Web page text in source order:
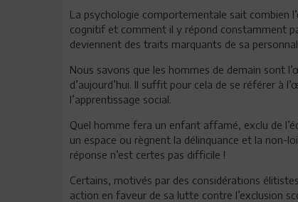
La psychologie comportementale sait combien
cognitif et comment il y répond constamment
deviennent des traits marquants de sa
Nous savons que les hommes de demain sont
d’aujourd’hui. Il suffit pour cela de se référer à
l’apprentissage social.
Quel homme fera un enfant affamé, exclu de
un espace ou règnent la délinquance et la non-
réponse n’est certes pas difficile !
Certains, motivés par des considérations
action en faveur de sa lutte contre l’exclusion